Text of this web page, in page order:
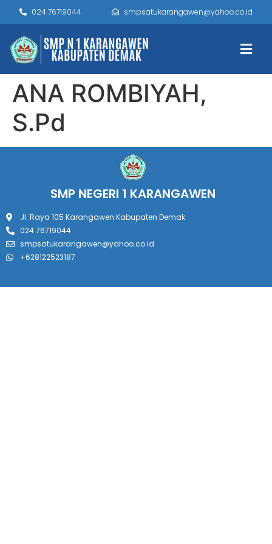
024 76719044 smpsatukarangawen@yahoo.co.id
ANA ROMBIYAH,
S.Pd
SMP NEGERI 1 KARANGAWEN
Jl. Raya 105 Karangawen Kabupaten Demak
024 76719044
smpsatukarangawen@yahoo.co.id
+628122523187